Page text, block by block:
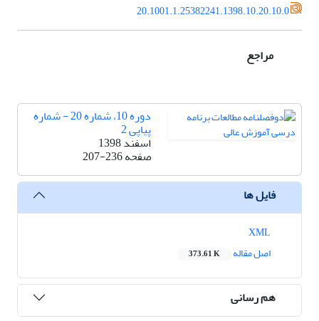
20.1001.1.25382241.1398.10.20.10.0
مراجع
دوره 10، شماره 20 - شماره
پیاپی 2
اسفند 1398
صفحه207-236
فایل ها
اصل مقاله
373.61 K
هم رسانی